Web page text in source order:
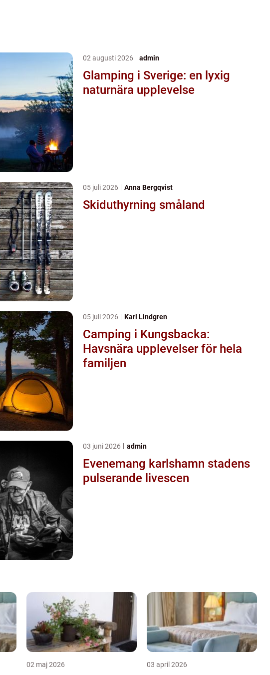
02 augusti 2026 admin
Glamping i Sverige: en lyxig
naturnära upplevelse
05 juli 2026 Anna Bergqvist
Skiduthyrning småland
05 juli 2026 Karl Lindgren
Camping i Kungsbacka:
Havsnära upplevelser för hela
familjen
03 juni 2026 admin
Evenemang karlshamn stadens
pulserande livescen
02 maj 2026 03 april 2026